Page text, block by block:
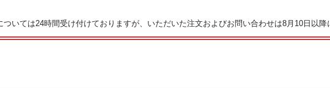
いては24時間受け付けておりますが、いただいた注文およびお問い合わせは8月10日以降